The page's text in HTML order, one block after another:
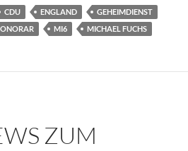
CDU ENGLAND
GEHEIMDIENST
MI6 MICHAEL FUCHS
ZUM